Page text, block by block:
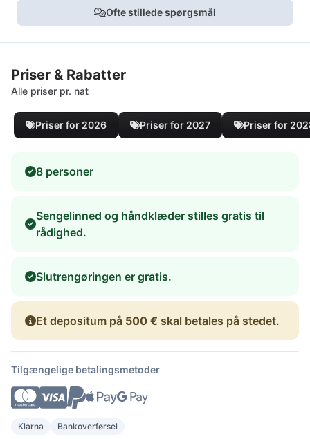
Ofte stillede spørgsmål
Priser & Rabatter
Alle priser pr. nat
Priser for 2026 Priser for 2027 Priser for
8 personer
Sengelinned og håndklæder stilles gratis til
rådighed.
Slutrengøringen er gratis.
Et depositum på 500 € skal betales på stedet.
Tilgængelige betalingsmetoder
Klarna Bankoverførsel